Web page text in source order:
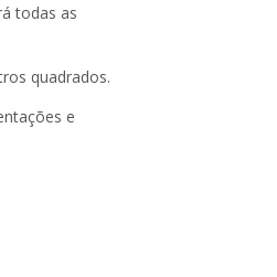
todas as
quadrados.
e